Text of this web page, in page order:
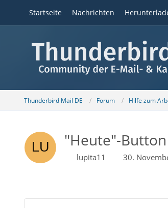
Startseite Nachrichten
Thunderbird Mail DE Forum Hilfe zum
"Heute"-
lupita11 30.